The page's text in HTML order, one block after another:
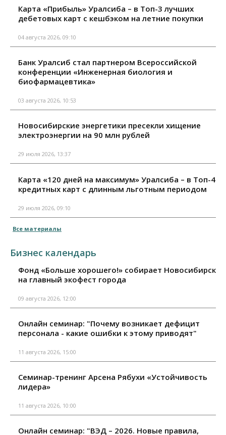
Карта «Прибыль» Уралсиба – в Топ-3 лучших
дебетовых карт с кешбэком на летние покупки
04 августа 2026, 09:10
Банк Уралсиб стал партнером Всероссийской
конференции «Инженерная биология и
биофармацевтика»
03 августа 2026, 10:53
Новосибирские энергетики пресекли хищение
электроэнергии на 90 млн рублей
29 июля 2026, 13:37
Карта «120 дней на максимум» Уралсиба – в Топ-4
кредитных карт с длинным льготным периодом
29 июля 2026, 09:10
Все материалы
Бизнес календарь
Фонд «Больше хорошего!» собирает Новосибирск
на главный экофест города
09 августа 2026, 12:00
Онлайн семинар: "Почему возникает дефицит
персонала - какие ошибки к этому приводят"
11 августа 2026, 15:00
Семинар-тренинг Арсена Рябухи «Устойчивость
лидера»
11 августа 2026, 10:00
Онлайн семинар: "ВЭД – 2026. Новые правила,